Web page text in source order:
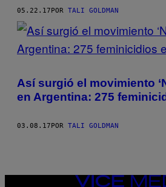
05.22.17POR TALI GOLDMAN
Así surgió el movimiento
en Argentina: 275
03.08.17POR TALI GOLDMAN
VICE